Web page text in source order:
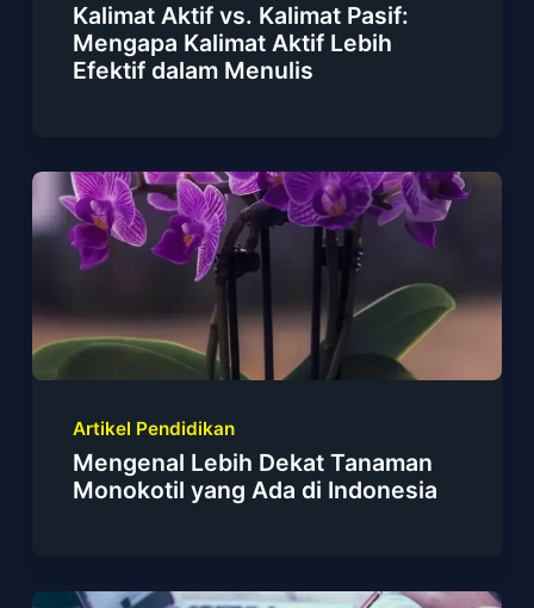
Kalimat Aktif vs. Kalimat Pasif:
Mengapa Kalimat Aktif Lebih
Efektif dalam Menulis
Artikel Pendidikan
Mengenal Lebih Dekat Tanaman
Monokotil yang Ada di Indonesia